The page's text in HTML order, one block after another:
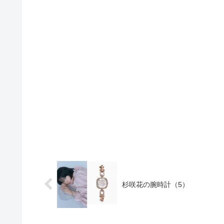
杉咲花の腕時計（5）